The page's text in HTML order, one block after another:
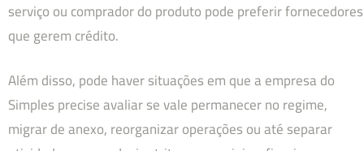
serviço ou comprador do produto pode preferir fornecedores
que gerem crédito.
Além disso, pode haver situações em que a empresa do
Simples precise avaliar se vale permanecer no regime,
migrar de anexo, reorganizar operações ou até separar